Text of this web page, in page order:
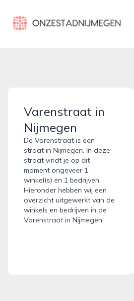
onzestadnijmegen.nl
Varenstraat in
Nijmegen
De Varenstraat is een
straat in Nijmegen. In deze
straat vindt je op dit
moment ongeveer 1
winkel(s) en 1 bedrijven.
Hieronder hebben wij een
overzicht uitgewerkt van de
winkels en bedrijven in de
Varenstraat in Nijmegen.